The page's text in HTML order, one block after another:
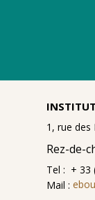
1, rue des
Rez-de-
Tel : + 33
Mail :